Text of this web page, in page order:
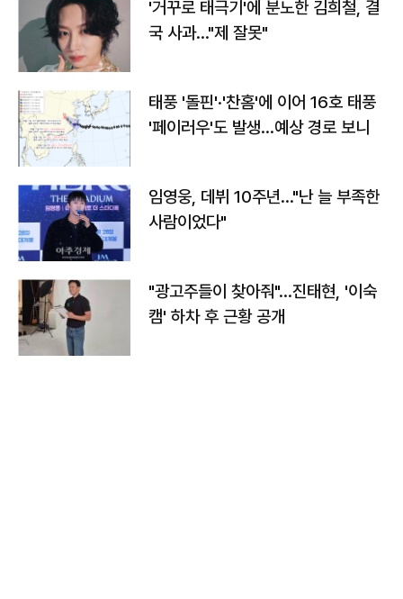
'거꾸로 태극기'에 분노한 김희철, 결
국 사과…"제 잘못"
태풍 '돌핀'·'찬홈'에 이어 16호 태풍
'페이러우'도 발생…예상 경로 보니
임영웅, 데뷔 10주년…"난 늘 부족한
사람이었다"
"광고주들이 찾아줘"…진태현, '이숙
캠' 하차 후 근황 공개